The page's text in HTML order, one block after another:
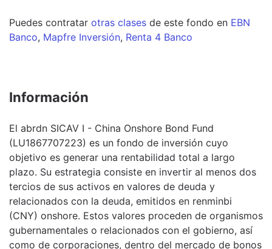
Puedes contratar otras clases de este fondo en EBN
Banco, Mapfre Inversión, Renta 4 Banco
Información
El abrdn SICAV I - China Onshore Bond Fund
(LU1867707223) es un fondo de inversión cuyo
objetivo es generar una rentabilidad total a largo
plazo. Su estrategia consiste en invertir al menos dos
tercios de sus activos en valores de deuda y
relacionados con la deuda, emitidos en renminbi
(CNY) onshore. Estos valores proceden de organismos
gubernamentales o relacionados con el gobierno, así
como de corporaciones, dentro del mercado de bonos